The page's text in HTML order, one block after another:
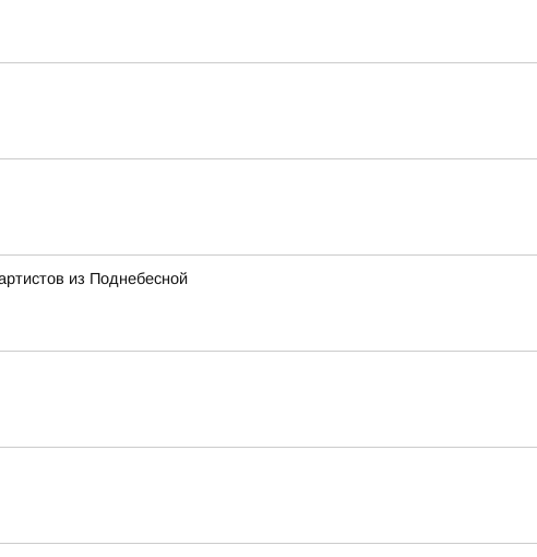
из Поднебесной